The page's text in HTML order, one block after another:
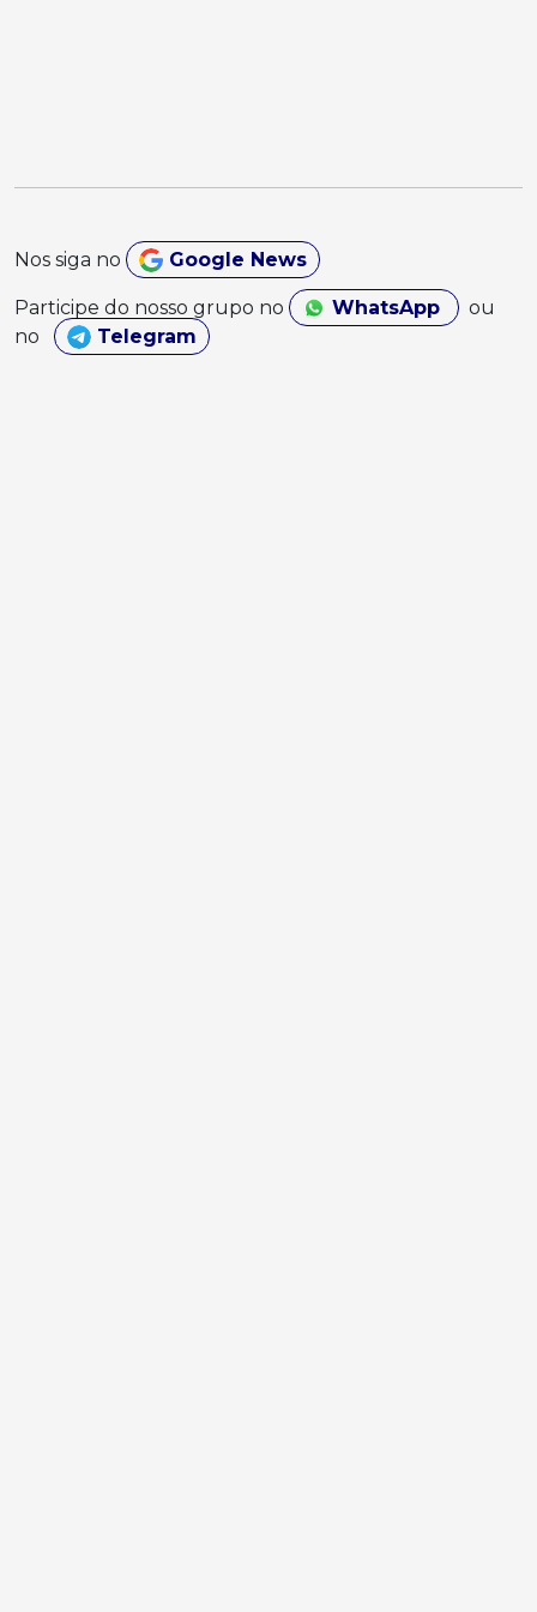
Nos siga no Google News
Participe do nosso grupo no WhatsApp
ou
no
Telegram